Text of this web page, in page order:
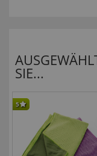
SIE...
5